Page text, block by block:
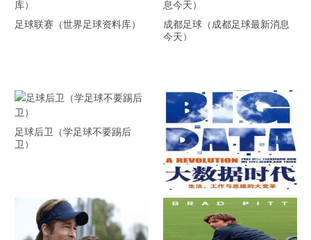
足球联赛（世界足球资料库）
成都足球（成都足球最新消息
今天）
足球后卫（学足球不要踢后
卫）
《大数据时代》 PDF文档下载